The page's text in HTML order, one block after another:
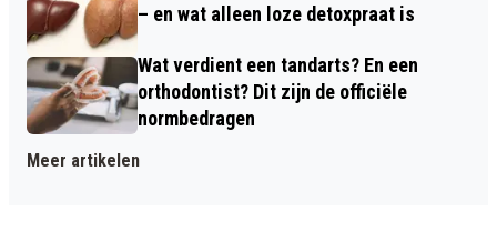
– en wat alleen loze detoxpraat is
Wat verdient een tandarts? En een
orthodontist? Dit zijn de officiële
normbedragen
Meer artikelen